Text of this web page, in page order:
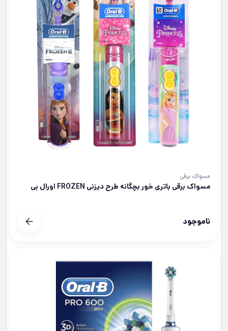
مسواک برقی
مسواک برقی باتری خور بچگانه طرح دیزنی FROZEN اورال بی
ناموجود